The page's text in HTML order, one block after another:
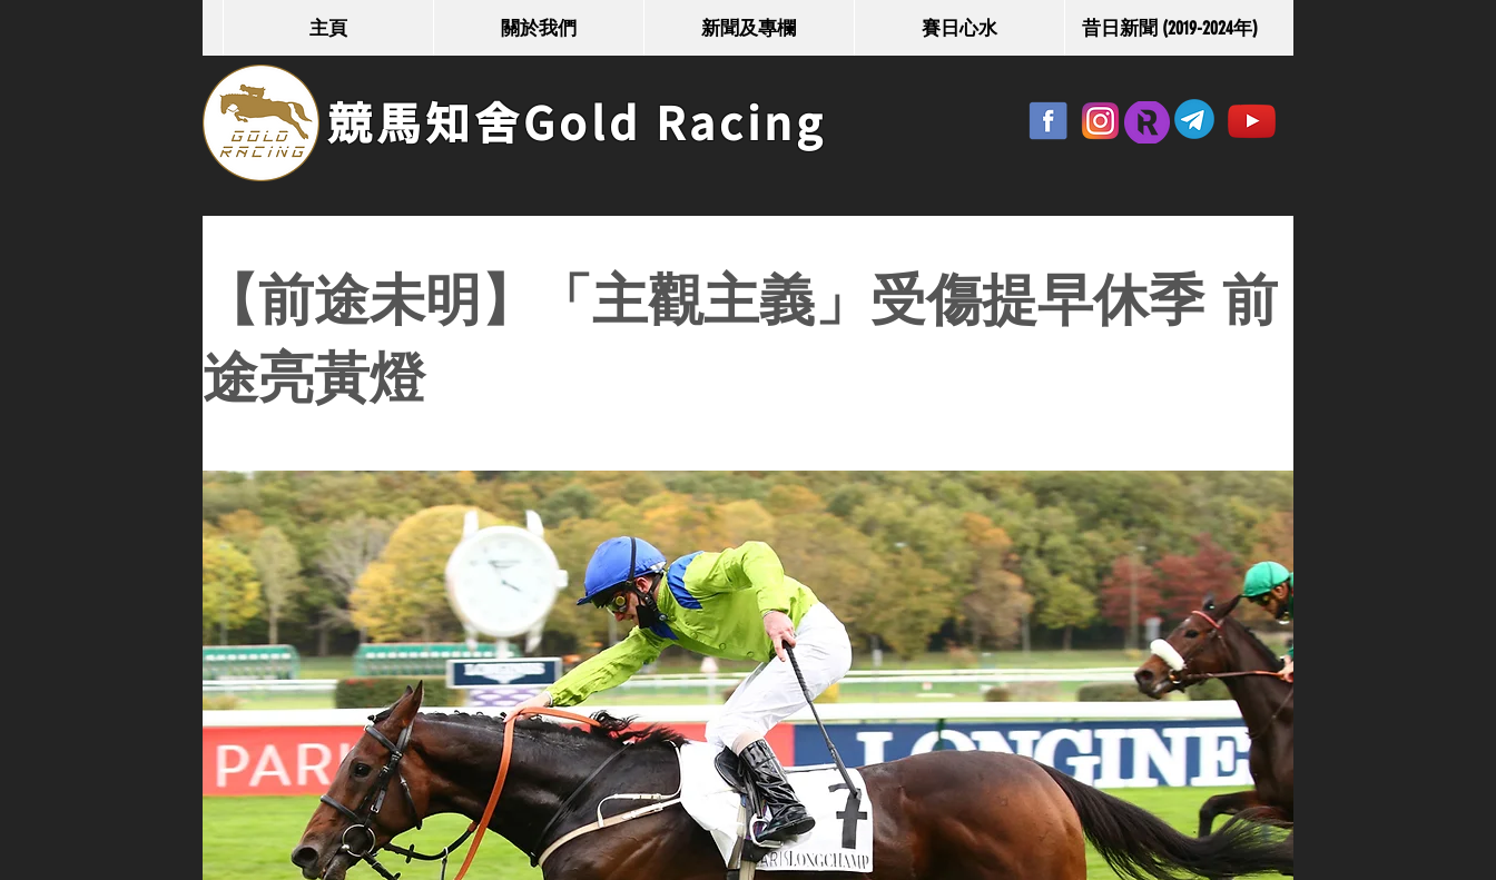
主頁 關於我們 新聞及專欄 賽日心水 昔日新聞 (2019-2024年)
競馬知舍Gold Racing
【前途未明】「主觀主義」受傷提早休季 前
途亮黃燈